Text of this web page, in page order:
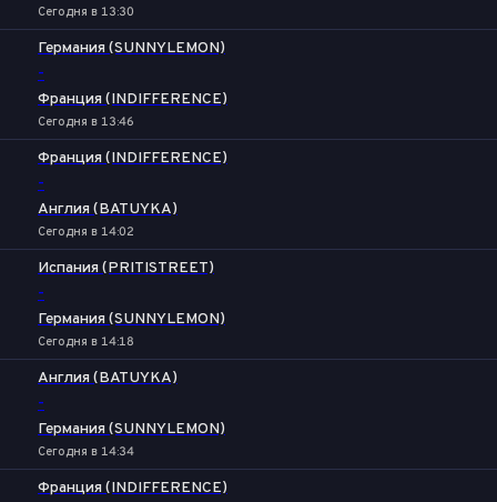
Сегодня в 13:30
Германия (SUNNYLEMON)
-
Франция (INDIFFERENCE)
Сегодня в 13:46
Франция (INDIFFERENCE)
-
Англия (BATUYKA)
Сегодня в 14:02
Испания (PRITISTREET)
-
Германия (SUNNYLEMON)
Сегодня в 14:18
Англия (BATUYKA)
-
Германия (SUNNYLEMON)
Сегодня в 14:34
Франция (INDIFFERENCE)